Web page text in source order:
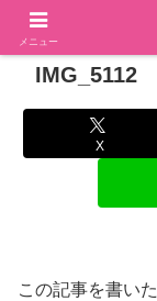
IMG_5112
X
この記事を書い
メニュー